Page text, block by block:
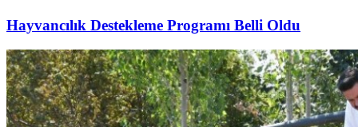
Hayvancılık Destekleme Programı Belli Oldu